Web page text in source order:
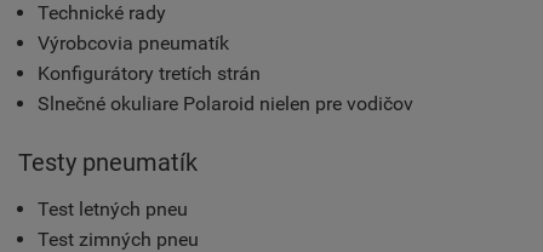
Technické rady
Výrobcovia pneumatík
Konfigurátory tretích strán
Slnečné okuliare Polaroid nielen pre vodičov
Testy pneumatík
Test letných pneu
Test zimných pneu